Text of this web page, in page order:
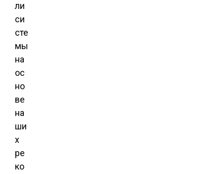
ли
си
сте
мы
на
ос
но
ве
на
ши
х
ре
ко